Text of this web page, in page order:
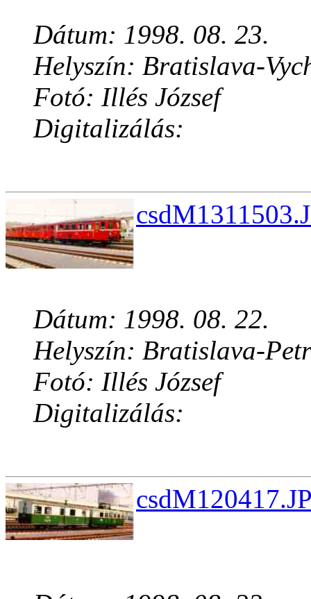
Dátum: 1998. 08. 23.
Helyszín: Bratislava-
Fotó: Illés József
Digitalizálás:
Dátum: 1998. 08. 22.
Helyszín: Bratislava-
Fotó: Illés József
Digitalizálás: